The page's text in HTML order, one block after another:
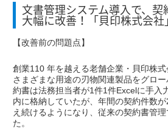
文書管理システム導入で、
大幅に改善！「貝印株式会社
【改善前の問題点】
創業110 年を越える老舗企業・貝印株
さまざまな用途の刃物関連製品をグロ
約書は法務担当者が1件1件Excelに手入
内に格納していたが、年間の契約件数
え続けるようになり、従来の契約書管
た。